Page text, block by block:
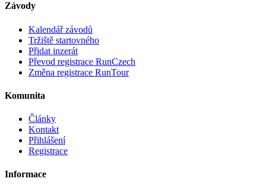
Závody
Kalendář závodů
Tržiště startovného
Přidat inzerát
Převod registrace RunCzech
Změna registrace RunTour
Komunita
Články
Kontakt
Přihlášení
Registrace
Informace